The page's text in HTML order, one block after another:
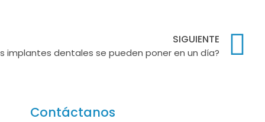
SIGUIENTE
implantes dentales se pueden poner en un día?
Contáctanos